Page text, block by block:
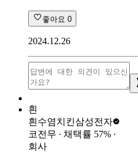
좋아요 0
2024.12.26
흰
흰수염치킨삼성전자
코전무 ∙ 채택률 57% ∙
회사